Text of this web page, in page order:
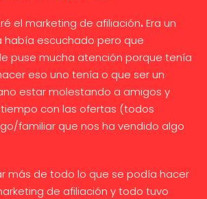
el marketing de afiliación. Era un
había escuchado pero que
puse mucha atención porque tenía
eso uno tenía o que ser un
estar molestando a amigos y
con las ofertas (todos
familiar que nos ha vendido algo
más de todo lo que se podía hacer
de afiliación y todo tuvo